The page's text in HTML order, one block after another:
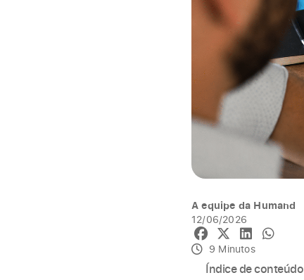
A equipe da Humand
12/06/2026
9 Minutos
Índice de conteúdo